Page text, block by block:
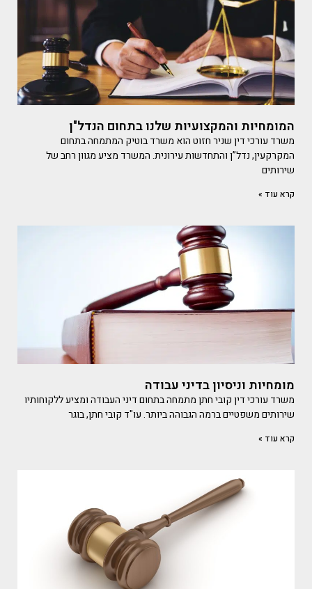
המומחיות והמקצועיות שלנו בתחום הנדל"ן
משרד עורכי דין שניר חזוט הוא משרד בוטיק המתמחה בתחום
המקרקעין, נדל”ן והתחדשות עירונית. המשרד מציע מגוון רחב של
שירותים
קרא עוד »
מומחיות וניסיון בדיני עבודה
משרד עורכי דין קובי חתן מתמחה בתחום דיני העבודה ומציע ללקוחותיו
שירותים משפטיים ברמה הגבוהה ביותר. עו"ד קובי חתן, בוגר
קרא עוד »